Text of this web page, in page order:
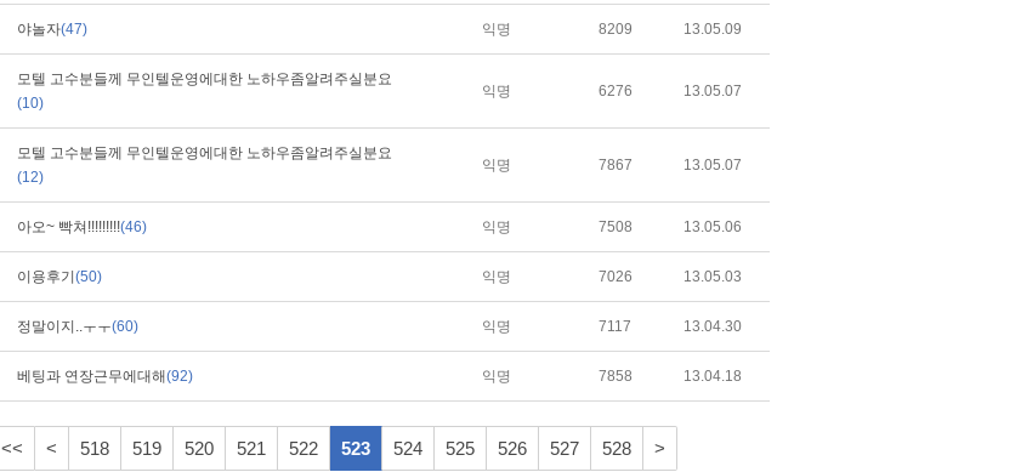
야놀자(47) 익명 8209 13.05.09
모텔 고수분들께 무인텔운영에대한 노하우좀알려주실분요
(10)
익명 6276 13.05.07
모텔 고수분들께 무인텔운영에대한 노하우좀알려주실분요
(12)
익명 7867 13.05.07
아오~ 빡쳐!!!!!!!!!(46) 익명 7508 13.05.06
이용후기 (50) 익명 7026 13.05.03
정말이지..ㅜㅜ(60) 익명 7117 13.04.30
베팅과 연장근무에대해(92) 익명 7858 13.04.18
<< < 518 519 520 521 522 523 524 525 526 527 528 >